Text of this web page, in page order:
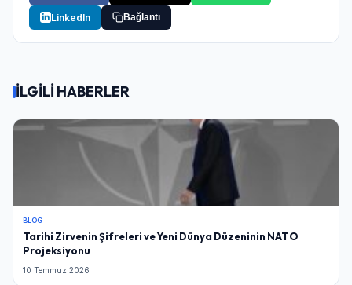
LinkedIn Bağlantı
İLGİLİ HABERLER
BLOG
Tarihi Zirvenin Şifreleri ve Yeni Dünya Düzeninin NATO
Projeksiyonu
10 Temmuz 2026